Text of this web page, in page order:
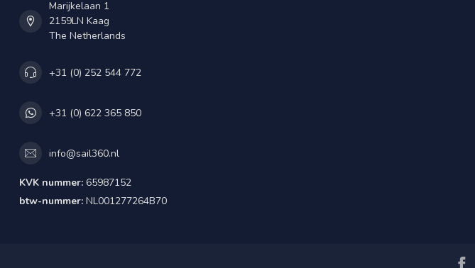
Marijkelaan 1
2159LN Kaag
The Netherlands
+31 (0) 252 544 772
+31 (0) 622 365 850
info@sail360.nl
KVK nummer: 65987152
btw-nummer: NL001277264B70